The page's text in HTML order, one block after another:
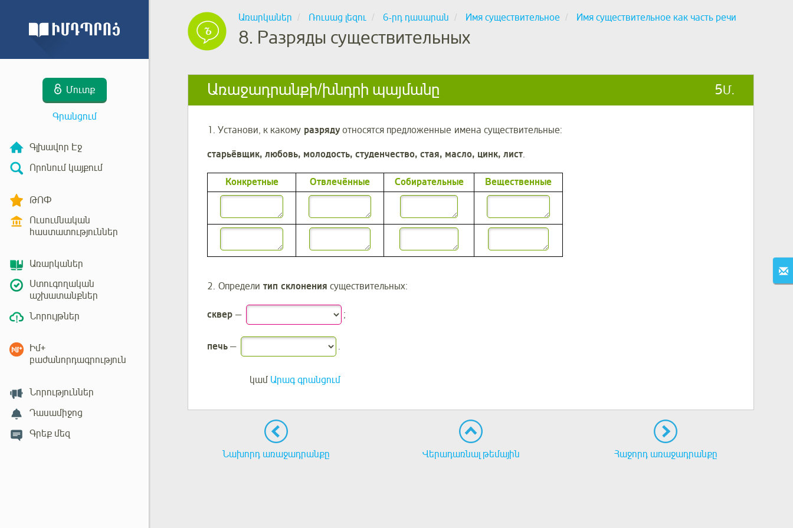
Մուտք
Գրանցում
Գլխավոր Էջ
Որոնում կայքում
ԹՈՓ
Ուսումնական
հաստատություններ
Առարկաներ
Ստուգողական
աշխատանքներ
Նորույթներ
Իմ+
բաժանորդագրություն
Նորություններ
Դասամիջոց
Գրեք մեզ
Առարկաներ Ռուսաց լեզու 6-րդ դասարան Имя существительное Имя существительное как часть речи
8. Разряды существительных
Առաջադրանքի/խնդրի պայմանը 5Մ.
1. Установи, к какому разряду относятся предложенные имена существительные:
старьёвщик, любовь, молодость, студенчество, стая, масло, цинк, лист.
Конкретные Отвлечённые Собирательные Вещественные
2. Определи тип склонения существительных:
сквер — ;
печь — .
կամ Արագ գրանցում
Նախորդ առաջադրանքը Վերադառնալ թեմային Հաջորդ առաջադրանքը